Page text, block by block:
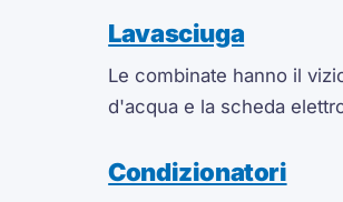
Lavasciuga
Le combinate hanno il
d'acqua e la scheda
Condizionatori